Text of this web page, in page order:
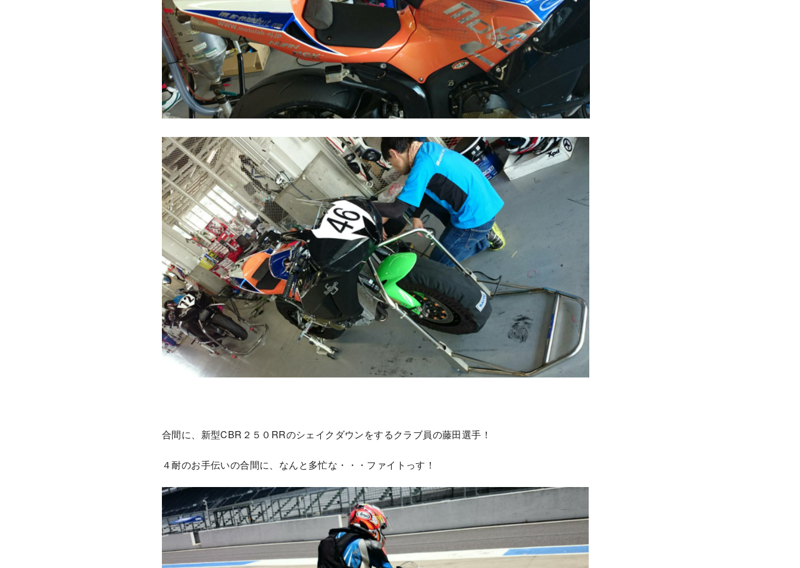
合間に、新型CBR２５０RRのシェイクダウンをするクラブ員の藤田選手！
４耐のお手伝いの合間に、なんと多忙な・・・ファイトっす！